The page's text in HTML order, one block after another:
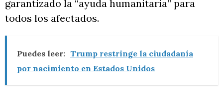
garantizado la “ayuda humanitaria” para
todos los afectados.
Puedes leer: Trump restringe la ciudadanía
por nacimiento en Estados Unidos